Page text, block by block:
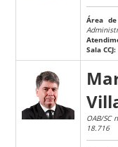
Área
Sala CCJ:
OAB/SC
18.716